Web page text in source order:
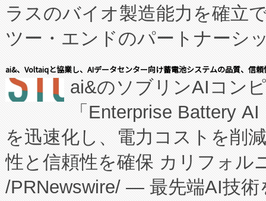
ラスのバイオ製造能力を確立
ツー・エンドのパートナーシ
表しました。 同社の実績ある
manufacturing™ (FCCM™) プ
たNeXは、バイオ医薬品製造
従来のフェッドバッチ施設の
に、患者やサプライチェーン
キー方式で拡張性が高く、持
ai&、Voltaiqと協業し、AIデータセンター向け蓄電池システムの品質、信
ai&のソブリンAIコン
「Enterprise Battery
を迅速化し、電力コストを削
性と信頼性を確保 カリフォル
/PRNewswire/ — 最先端AI技術